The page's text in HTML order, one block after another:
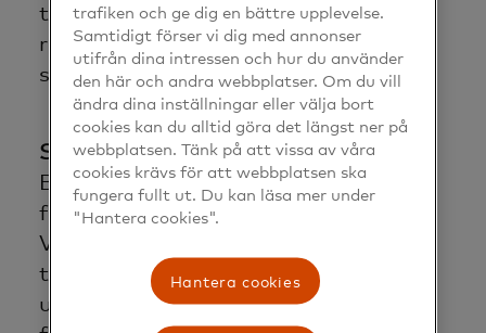
tycker inte längre att de behöver följa
regler och andra ifrågasätter allt du
säger.
Så kan du bemöta det:
Bygg förtroende i stället för att
försöka kontrollera ditt barn.
Visa nyfikenhet – ställ frågor: ”Hur
tänker du kring det här? och lyssna
uppmärksamt så ökar chansen att de
trafiken och ge dig en bättre upplevelse.
Samtidigt förser vi dig med annonser
utifrån dina intressen och hur du använder
den här och andra webbplatser. Om du vill
ändra dina inställningar eller välja bort
cookies kan du alltid göra det längst ner på
webbplatsen. Tänk på att vissa av våra
cookies krävs för att webbplatsen ska
fungera fullt ut. Du kan läsa mer under
"Hantera cookies".
Hantera cookies